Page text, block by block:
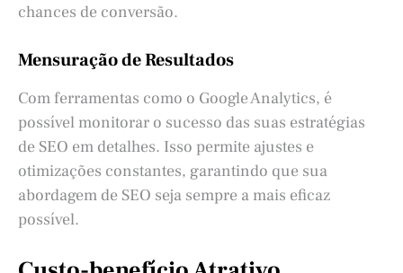
chances de conversão.
Mensuração de Resultados
Com ferramentas como o Google Analytics, é
possível monitorar o sucesso das suas estratégias
de SEO em detalhes. Isso permite ajustes e
otimizações constantes, garantindo que sua
abordagem de SEO seja sempre a mais eficaz
possível.